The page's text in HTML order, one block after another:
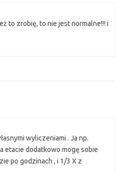
to zrobię, to nie jest normalne!!! i
wyliczeniami . Ja np.
etacie dodatkowo mogę sobie
po godzinach , i 1/3 X z